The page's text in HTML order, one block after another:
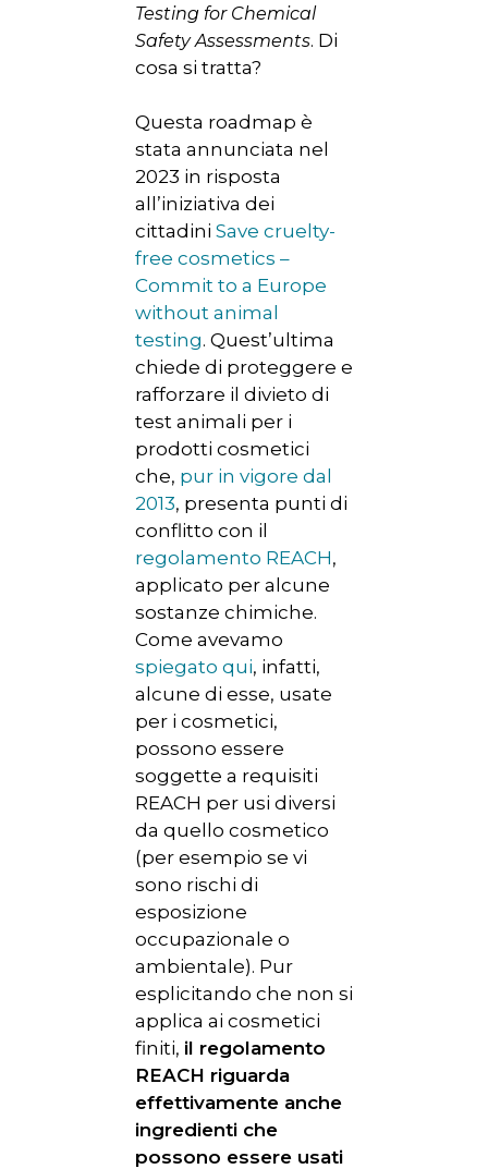
Testing for Chemical
Safety Assessments. Di
cosa si tratta?
Questa roadmap è
stata annunciata nel
2023 in risposta
all’iniziativa dei
cittadini Save cruelty-
free cosmetics –
Commit to a Europe
without animal
testing. Quest’ultima
chiede di proteggere e
rafforzare il divieto di
test animali per i
prodotti cosmetici
che, pur in vigore dal
2013, presenta punti di
conflitto con il
regolamento REACH,
applicato per alcune
sostanze chimiche.
Come avevamo
spiegato qui, infatti,
alcune di esse, usate
per i cosmetici,
possono essere
soggette a requisiti
REACH per usi diversi
da quello cosmetico
(per esempio se vi
sono rischi di
esposizione
occupazionale o
ambientale). Pur
esplicitando che non si
applica ai cosmetici
finiti, il regolamento
REACH riguarda
effettivamente anche
ingredienti che
possono essere usati
HOME
CHI SIAMO
ANIMALE
NORMATIVA
CONTATTI